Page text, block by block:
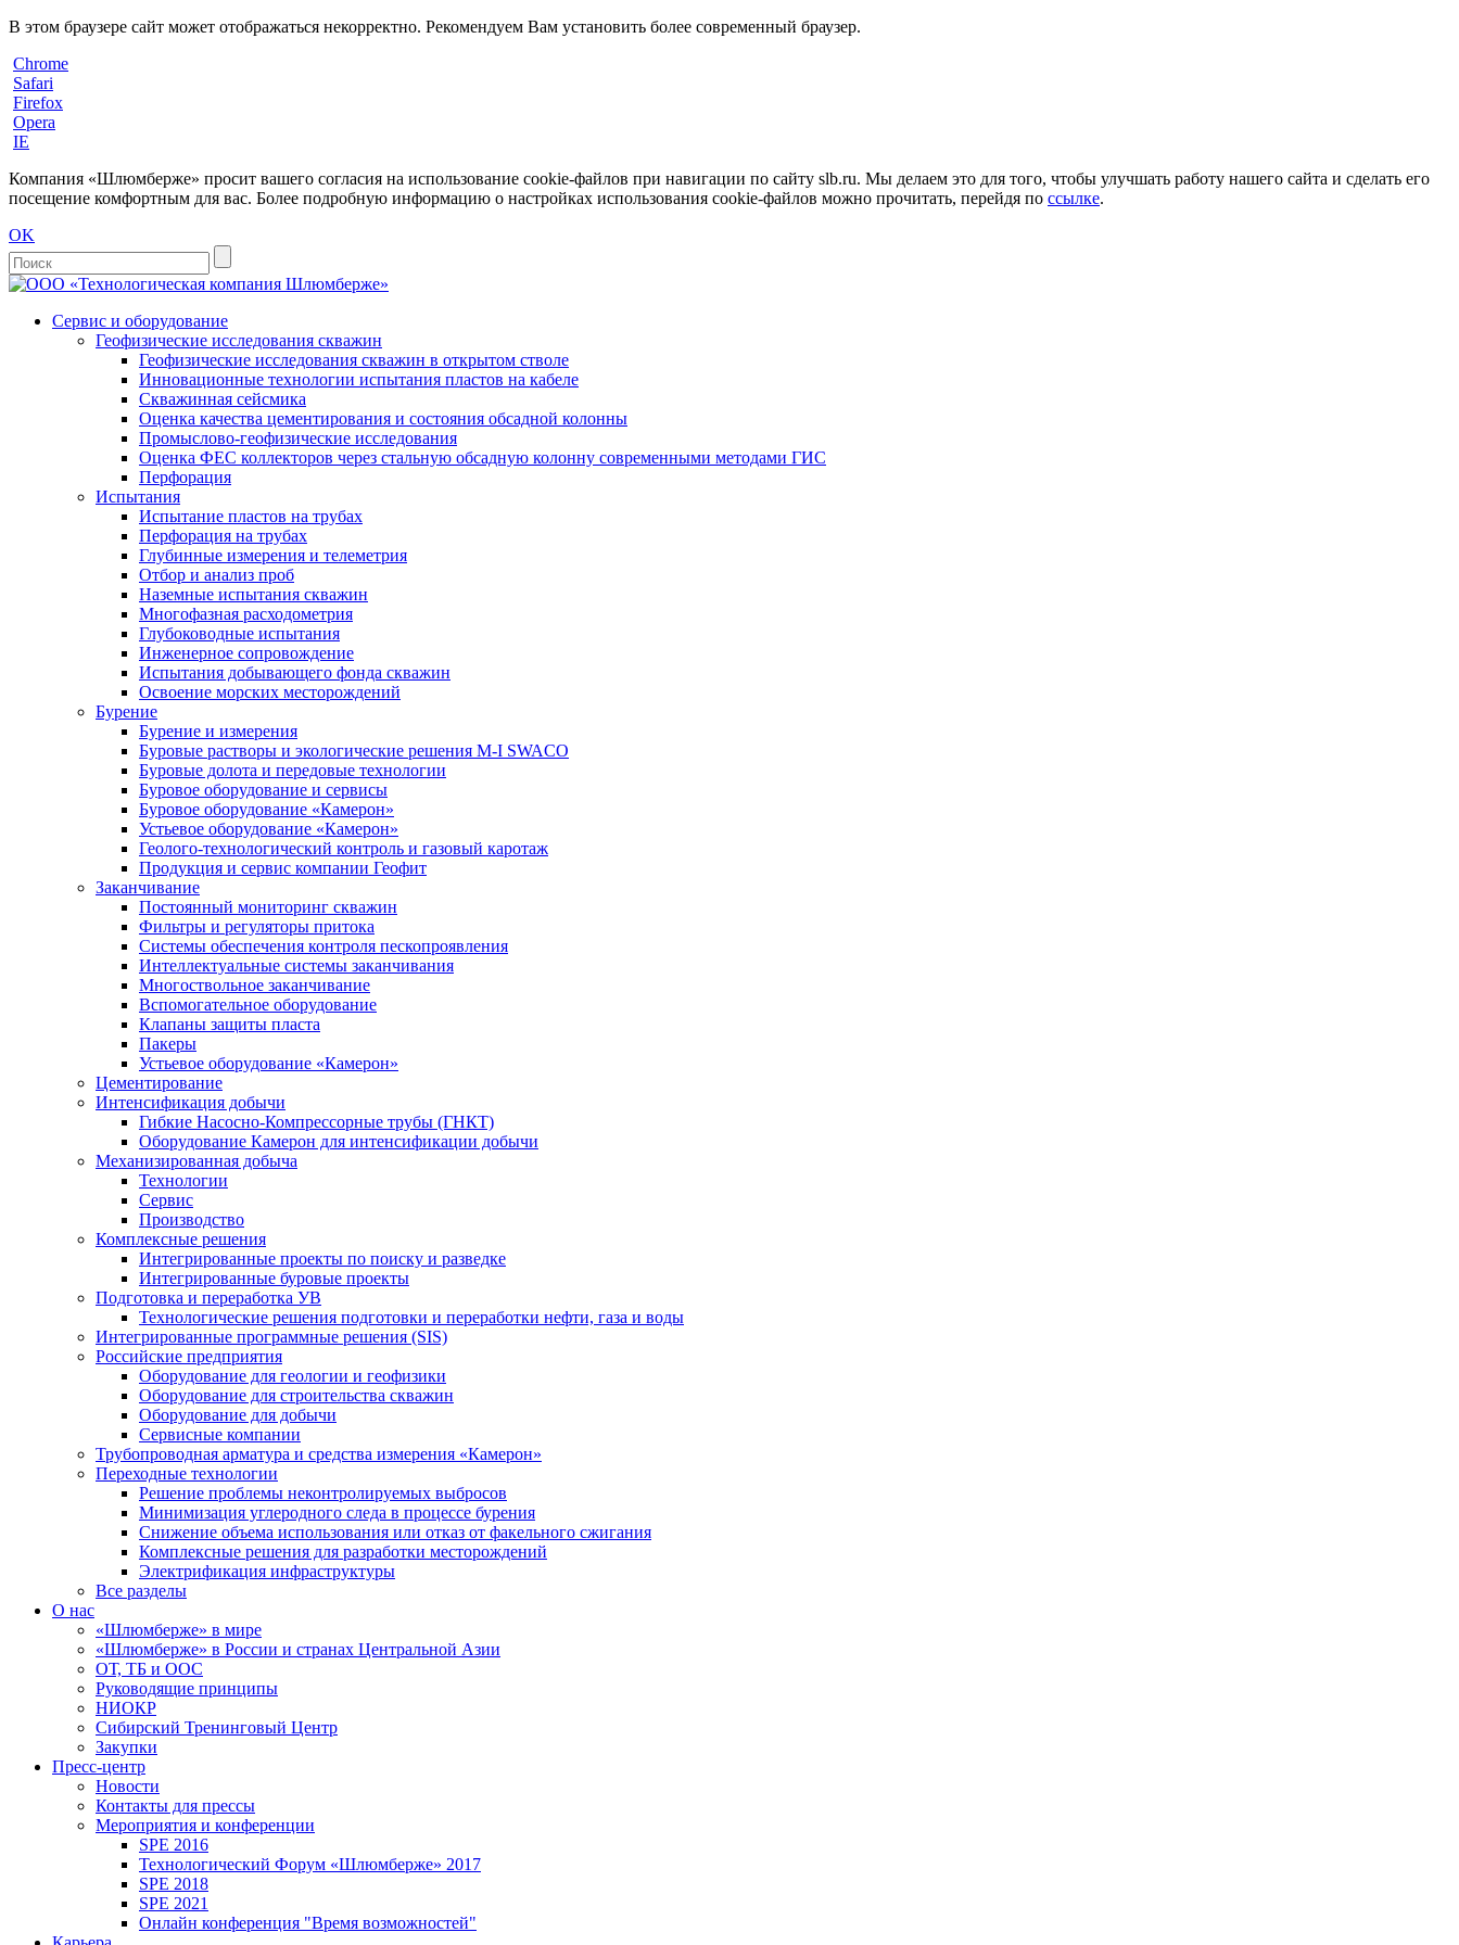
В этом браузере сайт может отображаться некорректно. Рекомендуем Вам установить более современный браузер.
Chrome
Safari
Firefox
Opera
IE
Компания «Шлюмберже» просит вашего согласия на использование cookie-файлов при навигации по сайту slb.ru. Мы делаем это для того, чтобы улучшать работу нашего сайта и сделать его
посещение комфортным для вас. Более подробную информацию о настройках использования cookie-файлов можно прочитать, перейдя по ссылке.
OK
Сервис и оборудование
Геофизические исследования скважин
Геофизические исследования скважин в открытом стволе
Инновационные технологии испытания пластов на кабеле
Скважинная сейсмика
Оценка качества цементирования и состояния обсадной колонны
Промыслово-геофизические исследования
Оценка ФЕС коллекторов через стальную обсадную колонну современными методами ГИС
Перфорация
Испытания
Испытание пластов на трубах
Перфорация на трубах
Глубинные измерения и телеметрия
Отбор и анализ проб
Наземные испытания скважин
Многофазная расходометрия
Глубоководные испытания
Инженерное сопровождение
Испытания добывающего фонда скважин
Освоение морских месторождений
Бурение
Бурение и измерения
Буровые растворы и экологические решения M-I SWACO
Буровые долота и передовые технологии
Буровое оборудование и сервисы
Буровое оборудование «Камерон»
Устьевое оборудование «Камерон»
Геолого-технологический контроль и газовый каротаж
Продукция и сервис компании Геофит
Заканчивание
Постоянный мониторинг скважин
Фильтры и регуляторы притока
Cистемы обеспечения контроля пескопроявления
Интеллектуальные системы заканчивания
Многоствольное заканчивание
Вспомогательное оборудование
Клапаны защиты пласта
Пакеры
Устьевое оборудование «Камерон»
Цементирование
Интенсификация добычи
Гибкие Насосно-Компрессорные трубы (ГНКТ)
Оборудование Камерон для интенсификации добычи
Механизированная добыча
Технологии
Сервис
Производство
Комплексные решения
Интегрированные проекты по поиску и разведке
Интегрированные буровые проекты
Подготовка и переработка УВ
Технологические решения подготовки и переработки нефти, газа и воды
Интегрированные программные решения (SIS)
Российские предприятия
Оборудование для геологии и геофизики
Оборудование для строительства скважин
Оборудование для добычи
Сервисные компании
Трубопроводная арматура и средства измерения «Камерон»
Переходные технологии
Решение проблемы неконтролируемых выбросов
Минимизация углеродного следа в процессе бурения
Снижение объема использования или отказ от факельного сжигания
Комплексные решения для разработки месторождений
Электрификация инфраструктуры
Все разделы
О нас
«Шлюмберже» в мире
«Шлюмберже» в России и странах Центральной Азии
ОТ, ТБ и ООС
Руководящие принципы
НИОКР
Сибирский Тренинговый Центр
Закупки
Пресс-центр
Новости
Контакты для прессы
Мероприятия и конференции
SPE 2016
Технологический Форум «Шлюмберже» 2017
SPE 2018
SPE 2021
Онлайн конференция "Время возможностей"